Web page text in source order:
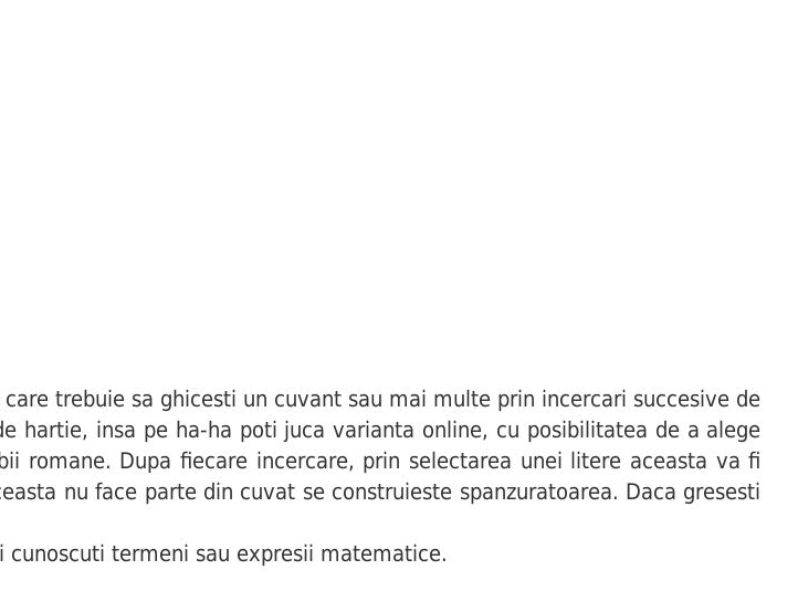
trebuie sa ghicesti un cuvant sau mai multe prin incercari succesive de
hartie, insa pe ha-ha poti juca varianta online, cu posibilitatea de a alege
romane. Dupa fiecare incercare, prin selectarea unei litere aceasta va fi
nu face parte din cuvat se construieste spanzuratoarea. Daca gresesti
termeni sau expresii matematice.